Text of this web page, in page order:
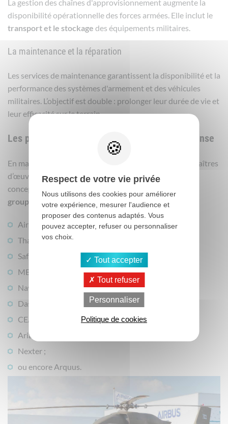
La gestion des chaînes d'approvisionnement augmente la
disponibilité opérationnelle des forces armées. Elle inclut le
transport et le stockage des équipements militaires.
La maintenance et la réparation
Les services de maintenance garantissent la disponibilité et la
performance des systèmes d'armement et des véhicules
militaires. L’objectif est double : prolonger leur durée de vie et
leur efficacité sur le terrain.
Les principales entreprises françaises de défense
En majorité,
est constituée de maîtres
d’œuvres industriels chargés par l’État de veiller à la
conception des systèmes d’armes. Il s’agit des
groupes de défensetels que :
Airbus Defence & Space ;
Thales ;
Safran ;
MBDA ;
Naval Group ;
Dassault Aviation ;
CEA ;
Ariane Group ;
Nexter ;
ou encore Arquus.
Respect de votre vie privée
Nous utilisons des cookies pour améliorer
votre expérience, mesurer l'audience et
proposer des contenus adaptés. Vous
pouvez accepter, refuser ou personnaliser
vos choix.
Tout accepter
Tout refuser
Personnaliser
Politique de cookies